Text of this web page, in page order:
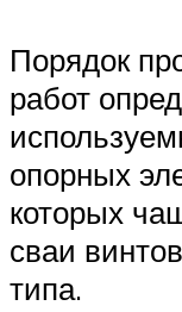
Порядок
работ
опорных
которых
сваи
типа.